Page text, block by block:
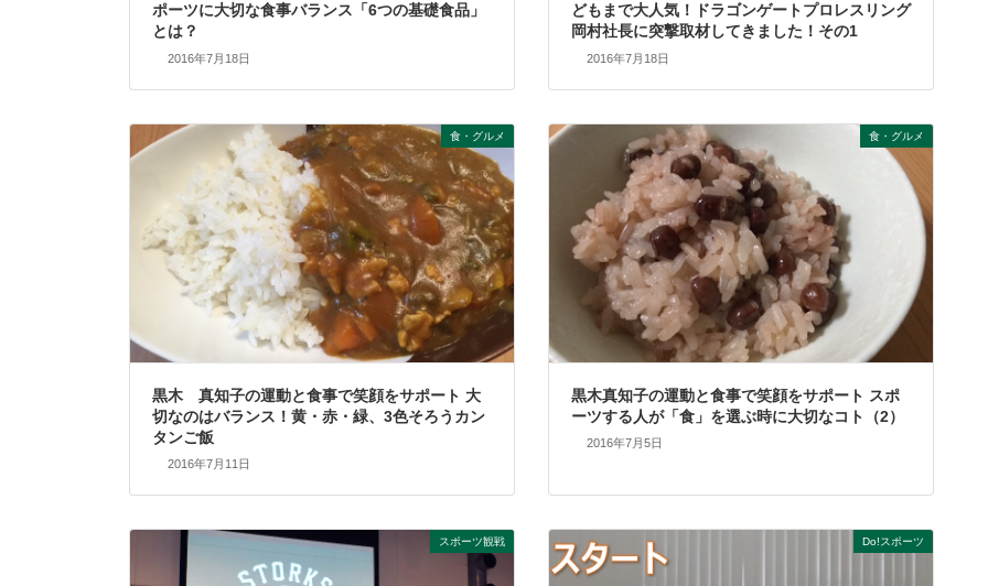
ポーツに大切な食事バランス「6つの基礎食品」
とは？
2016年7月18日
どもまで大人気！ドラゴンゲートプロレスリング
岡村社長に突撃取材してきました！その1
2016年7月18日
食・グルメ
黒木 真知子の運動と食事で笑顔をサポート 大
切なのはバランス！黄・赤・緑、3色そろうカン
タンご飯
2016年7月11日
食・グルメ
黒木真知子の運動と食事で笑顔をサポート スポ
ーツする人が「食」を選ぶ時に大切なコト（2）
2016年7月5日
スポーツ観戦 Do!スポーツ